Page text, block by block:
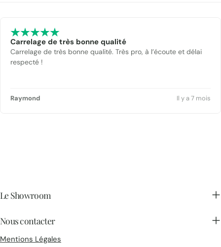
Carrelage de très bonne qualité
Carrelage de très bonne qualité. Très pro, à l’écoute et délai
respecté !
Raymond Il y a 7 mois
Le Showroom
Nous contacter
Mentions Légales